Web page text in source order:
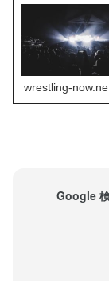
wrestling-
Google